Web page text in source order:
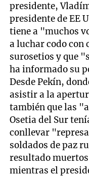
presidente,
presidente de EE
tiene a "muchos
a luchar codo con
surosetios y que
ha informado su
Desde Pekín,
asistir a la
también que las
Osetia del Sur
conllevar
soldados de paz
resultado
mientras el